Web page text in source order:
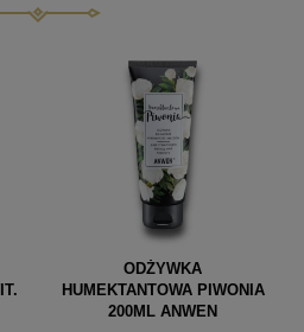
ODŻYWKA
HUMEKTANTOWA PIWONIA
200ML ANWEN